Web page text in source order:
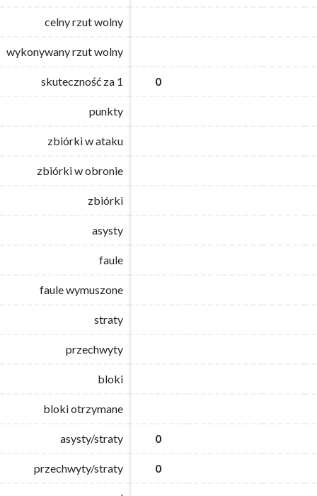
celny rzut wolny
wykonywany rzut wolny
skuteczność za 1 0
punkty
zbiórki w ataku
zbiórki w obronie
zbiórki
asysty
faule
faule wymuszone
straty
przechwyty
bloki
bloki otrzymane
asysty/straty 0
przechwyty/straty 0
celny rzut wolny
wykonywany rzut wolny
skuteczność za 1 0
punkty
zbiórki w ataku
zbiórki w obronie
zbiórki
asysty
faule
faule wymuszone
straty
przechwyty
bloki
bloki otrzymane
asysty/straty 0
przechwyty/straty 0